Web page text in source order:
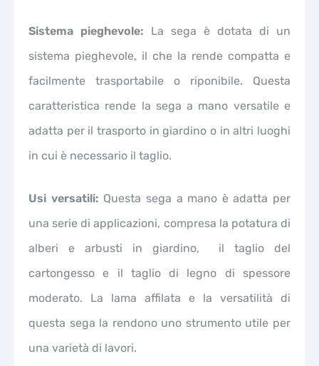
Sistema pieghevole: La sega è dotata di un
sistema pieghevole, il che la rende compatta e
facilmente trasportabile o riponibile. Questa
caratteristica rende la sega a mano versatile e
adatta per il trasporto in giardino o in altri luoghi
in cui è necessario il taglio.
Usi versatili: Questa sega a mano è adatta per
una serie di applicazioni, compresa la potatura di
alberi e arbusti in giardino, il taglio del
cartongesso e il taglio di legno di spessore
moderato. La lama affilata e la versatilità di
questa sega la rendono uno strumento utile per
una varietà di lavori.